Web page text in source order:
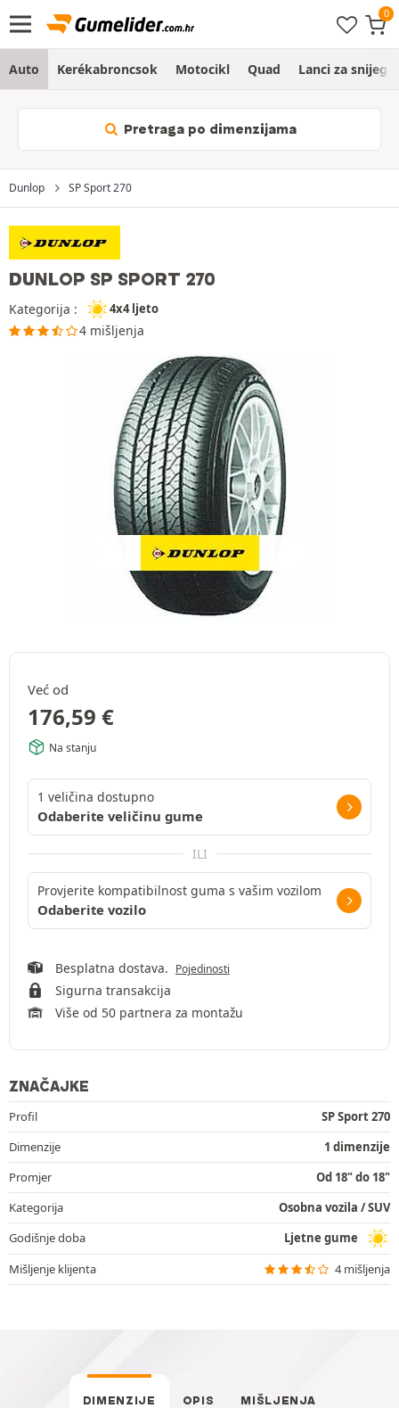
Auto Kerékabroncsok Motocikl Quad Lanci za snijeg
Pretraga po dimenzijama
Dunlop SP Sport 270
DUNLOP SP SPORT 270
Kategorija : 4x4 ljeto
4 mišljenja
Već od
176,59 €
Na stanju
1 veličina dostupno
Odaberite veličinu gume
ILI
Provjerite kompatibilnost guma s vašim vozilom
Odaberite vozilo
Besplatna dostava. Pojedinosti
Sigurna transakcija
Više od 50 partnera za montažu
ZNAČAJKE
Profil
SP Sport 270
Dimenzije
1 dimenzije
Promjer
Od 18" do 18"
Kategorija
Osobna vozila / SUV
Godišnje doba
Ljetne gume
Mišljenje klijenta
4 mišljenja
DIMENZIJE OPIS MIŠLJENJA